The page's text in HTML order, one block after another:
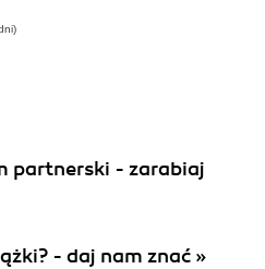
partnerski - zarabiaj
- daj nam znać »